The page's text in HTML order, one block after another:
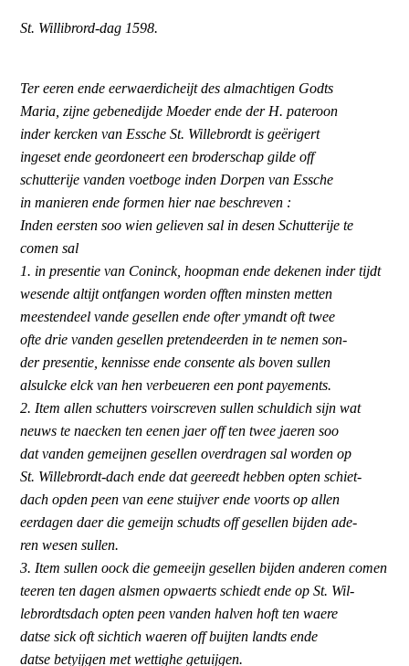
St. Willibrord-dag 1598.
Ter eeren ende eerwaerdicheijt des almachtigen Godts
Maria, zijne gebenedijde Moeder ende der H. pateroon
inder kercken van Essche St. Willebrordt is geërigert
ingeset ende geordoneert een broderschap gilde off
schutterije vanden voetboge inden Dorpen van Essche
in manieren ende formen hier nae beschreven :
Inden eersten soo wien gelieven sal in desen Schutterije te
comen sal
1. in presentie van Coninck, hoopman ende dekenen inder tijdt
wesende altijt ontfangen worden offten minsten metten
meestendeel vande gesellen ende ofter ymandt oft twee
ofte drie vanden gesellen pretendeerden in te nemen son-
der presentie, kennisse ende consente als boven sullen
alsulcke elck van hen verbeueren een pont payements.
2. Item allen schutters voirscreven sullen schuldich sijn wat
neuws te naecken ten eenen jaer off ten twee jaeren soo
dat vanden gemeijnen gesellen overdragen sal worden op
St. Willebrordt-dach ende dat geereedt hebben opten schiet-
dach opden peen van eene stuijver ende voorts op allen
eerdagen daer die gemeijn schudts off gesellen bijden ade-
ren wesen sullen.
3. Item sullen oock die gemeeijn gesellen bijden anderen comen
teeren ten dagen alsmen opwaerts schiedt ende op St. Wil-
lebrordtsdach opten peen vanden halven hoft ten waere
datse sick oft sichtich waeren off buijten landts ende
datse betyijgen met wettighe getuijgen.